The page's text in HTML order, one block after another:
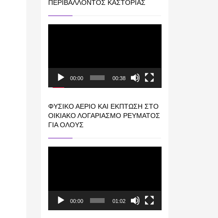
ΠΕΡΙΒΆΛΛΟΝΤΟΣ ΚΑΣΤΟΡΙΆΣ
00:00 00:38
ΦΥΣΙΚΌ ΑΈΡΙΟ ΚΑΙ ΕΚΠΤΩΣΗ ΣΤΟ
ΟΙΚΙΑΚΌ ΛΟΓΑΡΙΑΣΜΌ ΡΕΎΜΑΤΟΣ
ΓΙΑ ΟΛΟΥΣ
00:00 01:02